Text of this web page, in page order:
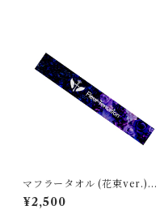
マフラータオル (花束ver.)｜F
leur Tentation
¥2,500